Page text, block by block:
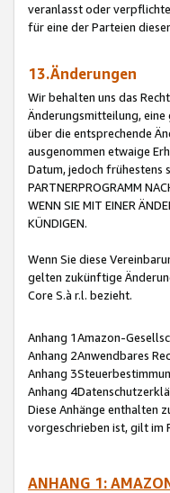
veranlasst oder
für eine der Parteien
13.Änderungen
Wir behalten uns das
Änderungsmitteilung,
über die entsprechende
ausgenommen etwaige
Datum, jedoch frühestens
PARTNERPROGRAMM
WENN SIE MIT EINER
KÜNDIGEN.
Wenn Sie diese
gelten zukünftige
Core S.à r.l. bezieht.
Anhang 1Amazon-
Anhang 2Anwendbares
Anhang
Anhang
Diese Anhänge enthalten
vorgeschrieben ist, gilt im
ANHANG 1: